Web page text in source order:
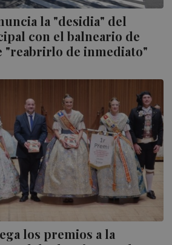
la "desidia" del
con el balneario de
"reabrirlo de inmediato"
los premios a la